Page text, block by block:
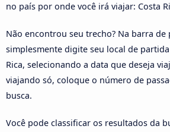
no país por onde você irá viajar: Costa
Não encontrou seu trecho? Na barra de
simplesmente digite seu local de
Rica, selecionando a data que deseja
viajando só, coloque o número de
busca.
Você pode classificar os resultados da